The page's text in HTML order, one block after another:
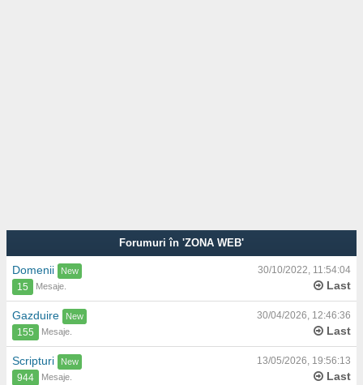
Forumuri în 'ZONA WEB'
Domenii
15 Mesaje.
30/10/2022, 11:54:04
Last
Gazduire
155 Mesaje.
30/04/2026, 12:46:36
Last
Scripturi
944 Mesaje.
13/05/2026, 19:56:13
Last